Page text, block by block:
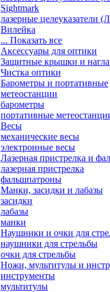
Sightmark
лазерные целеуказатели
Вилейка
... Показать все
Аксессуары для оптики
Защитные крышки и
Чистка оптики
Барометры и портативные
метеостанции
барометры
портативные
Весы
механические весы
электронные весы
Лазерная пристрелка и
лазерная пристрелка
фальшпатроны
Манки, засидки и лабазы
засидки
лабазы
манки
Наушники и очки для
наушники для стрельбы
очки для стрельбы
Ножи, мультитулы и
инструменты
мультитулы